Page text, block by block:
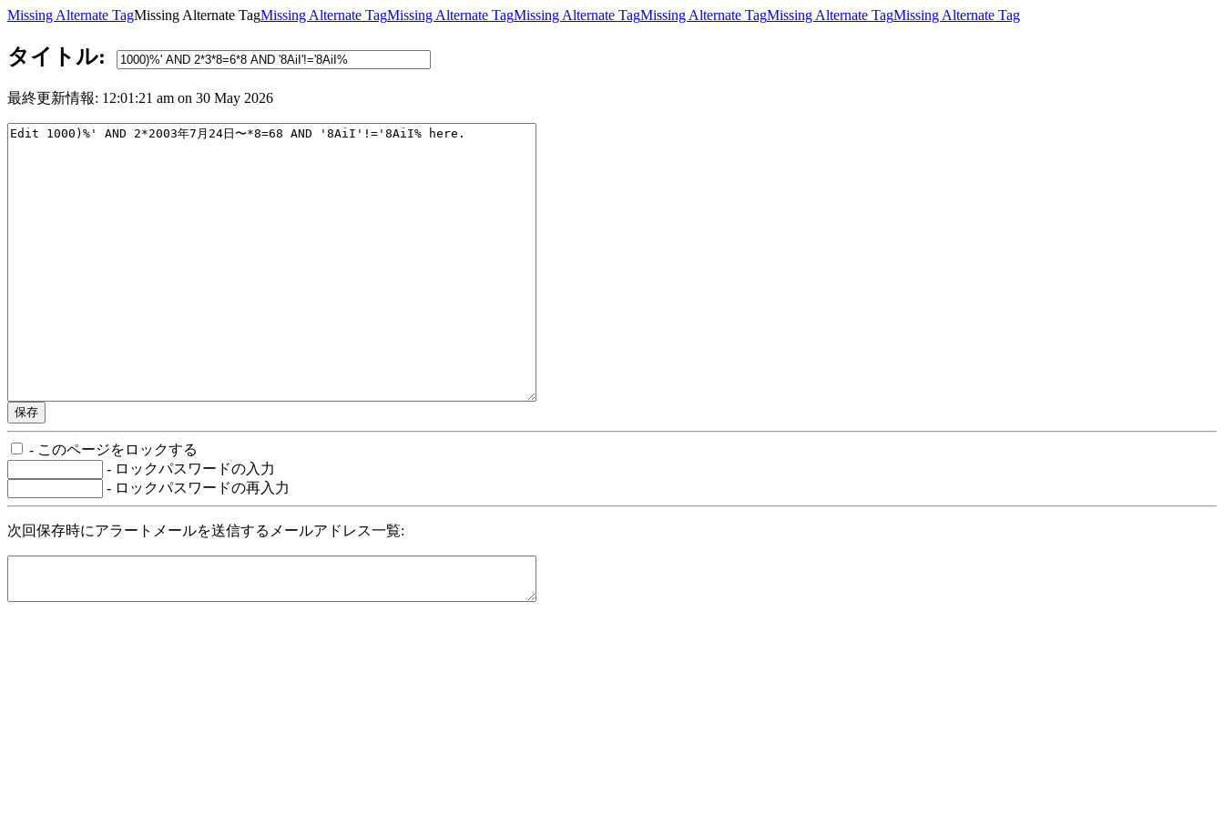
Missing Alternate TagMissing Alternate TagMissing Alternate TagMissing Alternate TagMissing Alternate TagMissing Alternate TagMissing Alternate TagMissing Alternate Tag
タイトル:
最終更新情報: 12:01:21 am on 30 May 2026
- このページをロックする
- ロックパスワードの入力
- ロックパスワードの再入力
次回保存時にアラートメールを送信するメールアドレス一覧: